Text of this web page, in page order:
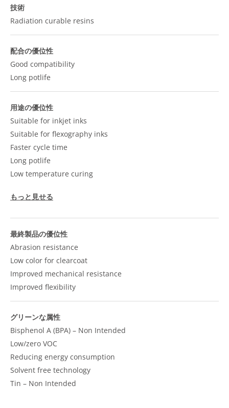
技術
Radiation curable resins
配合の優位性
Good compatibility
Long potlife
用途の優位性
Suitable for inkjet inks
Suitable for flexography inks
Faster cycle time
Long potlife
Low temperature curing
もっと見せる
最終製品の優位性
Abrasion resistance
Low color for clearcoat
Improved mechanical resistance
Improved flexibility
グリーンな属性
Bisphenol A (BPA) – Non Intended
Low/zero VOC
Reducing energy consumption
Solvent free technology
Tin – Non Intended